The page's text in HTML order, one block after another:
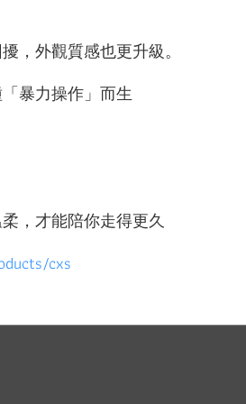
，外觀質感也更升級。
暴力操作」而生
，才能陪你走得更久
cxs